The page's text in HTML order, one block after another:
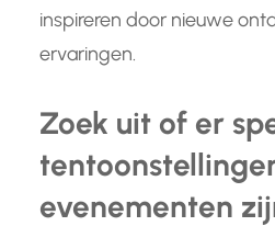
inspireren door nieuwe
ervaringen.
Zoek uit of er
evenementen